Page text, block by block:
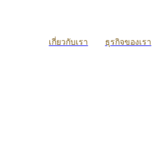
เกี่ยวกับเรา ธุรกิจของเรา